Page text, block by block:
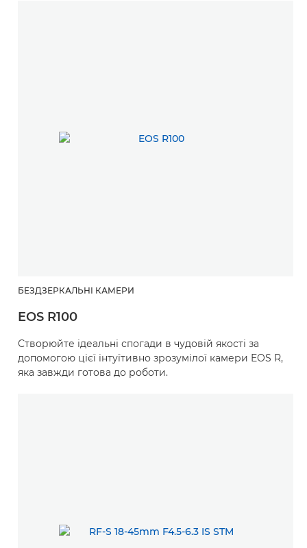
БЕЗДЗЕРКАЛЬНІ КАМЕРИ
EOS R100
Створюйте ідеальні спогади в чудовій якості за
допомогою цієї інтуїтивно зрозумілої камери EOS R,
яка завжди готова до роботи.